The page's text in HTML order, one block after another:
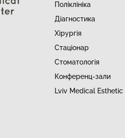
Поліклініка
Діагностика
Хірургія
Стаціонар
Стоматологія
Конференц-зали
Lviv Medical Esthetic